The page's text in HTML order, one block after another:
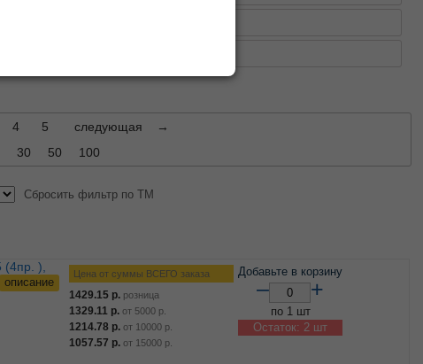
4 5 следующая
→
30 50 100
Сбросить фильтр по ТМ
описание
Цена от суммы ВСЕГО заказа
1429.15 р. розница
1329.11 р. от 5000 р.
1214.78 р. от 10000 р.
1057.57 р. от 15000 р.
Добавьте в корзину
– +
по 1 шт
Остаток: 2 шт